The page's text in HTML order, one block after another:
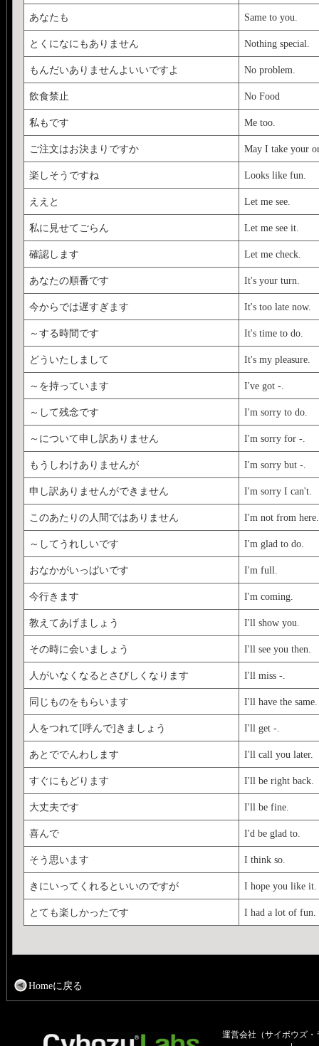
あなたも Same to you.
とくになにもありません Nothing special.
もんだいありませんよいいですよ No problem.
飲食禁止 No Food
私もです Me too.
ご注文はお決まりですか May I take your
楽しそうですね Looks like fun.
ええと Let me see.
私に見せてごらん Let me see it.
確認します Let me check.
あなたの順番です It's your turn.
今からでは遅すぎます It's too late now.
～する時間です It's time to do.
どういたしまして It's my pleasure.
～を持っています I've got -.
～して残念です I'm sorry to do.
～について申し訳ありません I'm sorry for -.
もうしわけありませんが I'm sorry but -.
申し訳ありませんができません I'm sorry I can't.
このあたりの人間ではありません I'm not from here.
～してうれしいです I'm glad to do.
おなかがいっぱいです I'm full.
今行きます I'm coming.
教えてあげましょう I'll show you.
その時に会いましょう I'll see you then.
人がいなくなるとさびしくなります I'll miss -.
同じものをもらいます I'll have the same.
人をつれて[呼んで]きましょう I'll get -.
あとででんわします I'll call you later.
すぐにもどります I'll be right back.
大丈夫です I'll be fine.
喜んで I'd be glad to.
そう思います I think so.
きにいってくれるといいのですが I hope you like it.
とても楽しかったです I had a lot of fun.
Homeに戻る
運営会社（サイボウズ・